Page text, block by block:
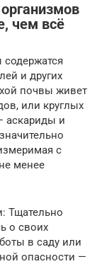
чем всё
и других
почвы живет
или круглых
аскариды и
с
менее
Тщательно
о своих
в саду или
опасности —